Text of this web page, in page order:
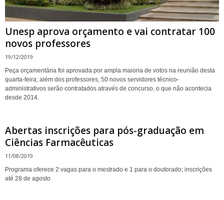
Unesp aprova orçamento e vai contratar 100
novos professores
19/12/2019
Peça orçamentária foi aprovada por ampla maioria de votos na reunião desta
quarta-feira; além dos professores, 50 novos servidores técnico-
administrativos serão contratados através de concurso, o que não acontecia
desde 2014.
Abertas inscrições para pós-graduação em
Ciências Farmacêuticas
11/08/2019
Programa oferece 2 vagas para o mestrado e 1 para o doutorado; inscrições
até 28 de agosto